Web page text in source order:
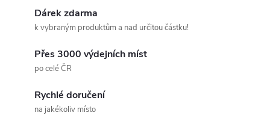
Dárek zdarma
k vybraným produktům a nad určitou částku!
Přes 3000 výdejních míst
po celé ČR
Rychlé doručení
na jakékoliv místo